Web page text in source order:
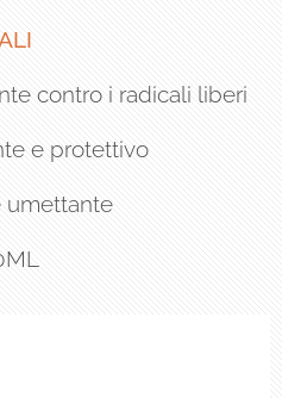
contro i radicali liberi
e protettivo
umettante